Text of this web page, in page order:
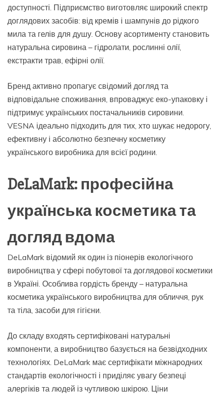
доступності. Підприємство виготовляє широкий спектр
доглядових засобів: від кремів і шампунів до рідкого
мила та гелів для душу. Основу асортименту становить
натуральна сировина – гідролати, рослинні олії,
екстракти трав, ефірні олії.
Бренд активно пропагує свідомий догляд та
відповідальне споживання, впроваджує еко-упаковку і
підтримує українських постачальників сировини.
VESNA ідеально підходить для тих, хто шукає недорогу,
ефективну і абсолютно безпечну косметику
українського виробника для всієї родини.
DeLaMark: професійна
українська косметика та
догляд вдома
DeLaMark відомий як один із піонерів екологічного
виробництва у сфері побутової та доглядової косметики
в Україні. Особлива гордість бренду – натуральна
косметика українського виробництва для обличчя, рук
та тіла, засоби для гігієни.
До складу входять сертифіковані натуральні
компоненти, а виробництво базується на безвідходних
технологіях. DeLaMark має сертифікати міжнародних
стандартів екологічності і приділяє увагу безпеці
алергіків та людей із чутливою шкірою. Ціни